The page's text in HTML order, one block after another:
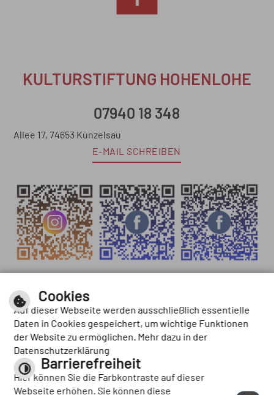
KULTURSTIFTUNG HOHENLOHE
07940 18 348
Allee 17, 74653 Künzelsau
E-MAIL SCHREIBEN
KONTAKT
TEAM AKTUELLES
AGB PRESSE
RESPONSIVE
SCHRIFTGRÖSSE KONTRAST
Cookies
Auf dieser Webseite werden ausschließlich essentielle
Daten in Cookies gespeichert, um wichtige Funktionen
der Website zu ermöglichen. Mehr dazu in der
Datenschutzerklärung
Barrierefreiheit
Hier können Sie die Farbkontraste auf dieser
Webseite erhöhen. Sie können diese